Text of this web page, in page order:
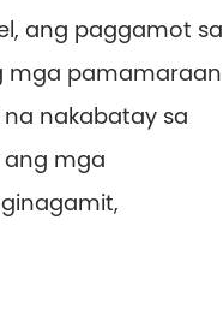
ang paggamot sa
mga pamamaraan
nakabatay sa
mga